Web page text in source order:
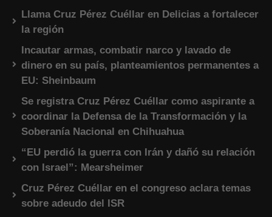
Llama Cruz Pérez Cuéllar en Delicias a fortalecer
la región
Incautar armas, combatir narco y lavado de
dinero en su país, planteamientos permanentes a
EU: Sheinbaum
Se registra Cruz Pérez Cuéllar como aspirante a
coordinar la Defensa de la Transformación y la
Soberanía Nacional en Chihuahua
“EU perdió la guerra con Irán y dañó su relación
con Israel”: Mearsheimer
Cruz Pérez Cuéllar en el congreso aclara temas
sobre adeudo del ISR